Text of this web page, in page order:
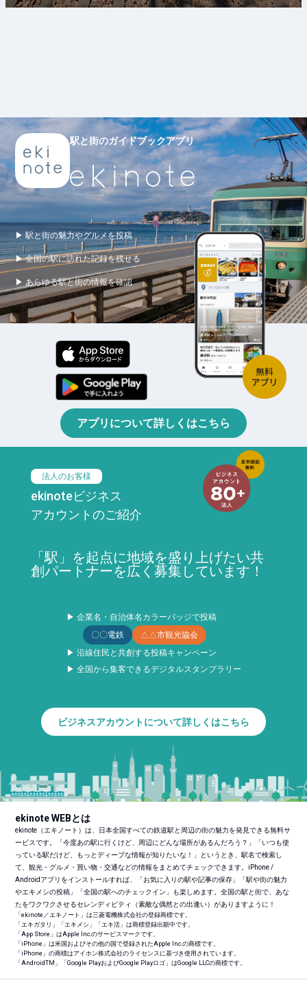
駅と街のガイドブックアプリ
▶ 駅と街の魅力やグルメを投稿
▶ 全国の駅に訪れた記録を残せる
▶ あらゆる駅と街の情報を確認
アプリについて詳しくはこちら
法人のお客様
ekinoteビジネス
アカウントのご紹介
「駅」を起点に地域を盛り上げたい共
創パートナーを広く募集しています！
▶ 企業名・自治体名カラーバッジで投稿
〇〇電鉄
△△市観光協会
▶ 沿線住民と共創する投稿キャンペーン
▶ 全国から集客できるデジタルスタンプラリー
ビジネスアカウントについて詳しくはこちら
ekinote WEBとは
ekinote（エキノート）は、日本全国すべての鉄道駅と周辺の街の魅力を発見できる無料サ
ービスです。「今度あの駅に行くけど、周辺にどんな場所があるんだろう？」「いつも使
っている駅だけど、もっとディープな情報が知りたいな！」というとき、駅名で検索し
て、観光・グルメ・買い物・交通などの情報をまとめてチェックできます。iPhone /
Androidアプリをインストールすれば、「お気に入りの駅や記事の保存」「駅や街の魅力
やエキメシの投稿」「全国の駅へのチェックイン」も楽しめます。全国の駅と街で、あな
たをワクワクさせるセレンディピティ（素敵な偶然との出逢い）がありますように！
「ekinote／エキノート」は三菱電機株式会社の登録商標です。
「エキガタリ」「エキメシ」「エキ活」は商標登録出願中です。
「App Store」はApple Inc.のサービスマークです。
「iPhone」は米国およびその他の国で登録されたApple Inc.の商標です。
「iPhone」の商標はアイホン株式会社のライセンスに基づき使用されています。
「AndroidTM 」「Google PlayおよびGoogle Playロゴ」はGoogle LLCの商標です。